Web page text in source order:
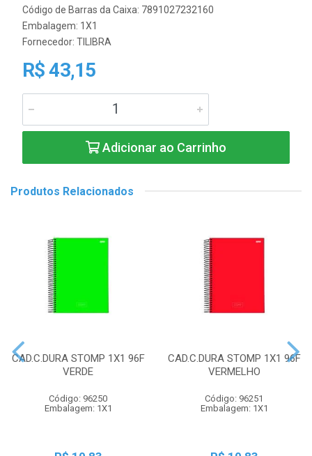
Código de Barras da Caixa: 7891027232160
Embalagem: 1X1
Fornecedor: TILIBRA
R$ 43,15
Adicionar ao Carrinho
Produtos Relacionados
CAD.C.DURA STOMP 1X1 96F
VERDE
Código: 96250
Embalagem: 1X1
CAD.C.DURA STOMP 1X1 96F
VERMELHO
Código: 96251
Embalagem: 1X1